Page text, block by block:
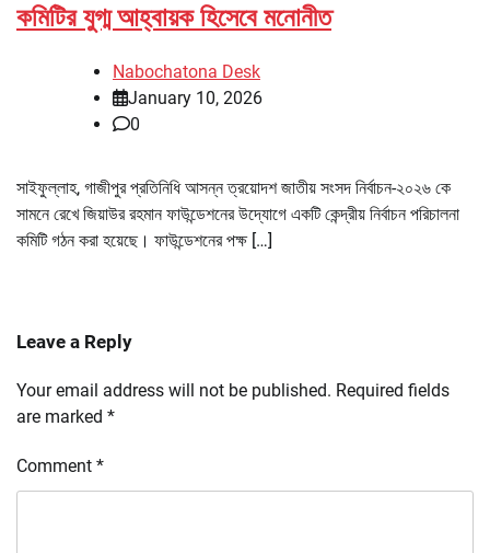
কমিটির যুগ্ম আহ্বায়ক হিসেবে মনোনীত
Nabochatona Desk
January 10, 2026
0
সাইফুল্লাহ, গাজীপুর প্রতিনিধি আসন্ন ত্রয়োদশ জাতীয় সংসদ নির্বাচন-২০২৬ কে
সামনে রেখে জিয়াউর রহমান ফাউন্ডেশনের উদ্যোগে একটি কেন্দ্রীয় নির্বাচন পরিচালনা
কমিটি গঠন করা হয়েছে। ফাউন্ডেশনের পক্ষ […]
Leave a Reply
Your email address will not be published. Required fields
are marked *
Comment *